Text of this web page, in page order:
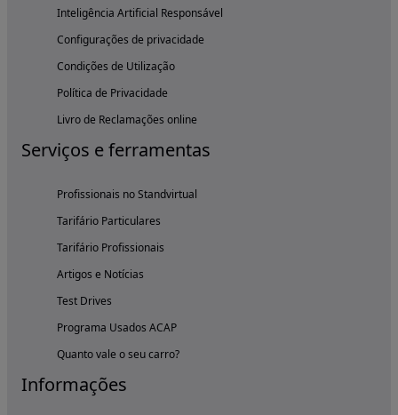
Inteligência Artificial Responsável
Configurações de privacidade
Condições de Utilização
Política de Privacidade
Livro de Reclamações online
Serviços e ferramentas
Profissionais no Standvirtual
Tarifário Particulares
Tarifário Profissionais
Artigos e Notícias
Test Drives
Programa Usados ACAP
Quanto vale o seu carro?
Informações